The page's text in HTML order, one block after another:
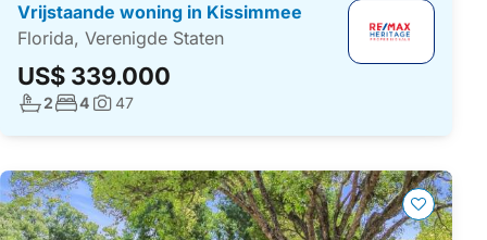
Vrijstaande woning in Kissimmee
Florida, Verenigde Staten
US$ 339.000
Aantal badkamers:
2Aantal slaapkamers:
4Foto's:
47